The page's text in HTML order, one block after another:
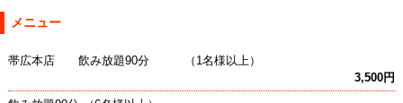
メニュー
帯広本店 飲み放題90分 （1名様以上）
3,500円